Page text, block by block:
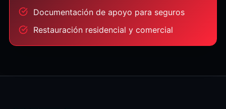
Documentación de apoyo para seguros
Restauración residencial y comercial